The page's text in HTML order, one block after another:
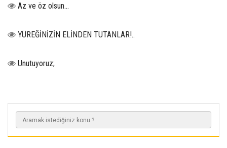
Az ve öz olsun…
YÜREĞİNİZİN ELİNDEN TUTANLAR!..
Unutuyoruz;